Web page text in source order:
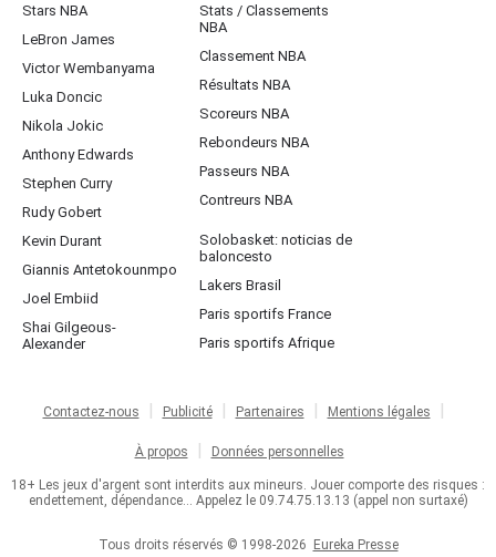
Stars NBA
LeBron James
Victor Wembanyama
Luka Doncic
Nikola Jokic
Anthony Edwards
Stephen Curry
Rudy Gobert
Kevin Durant
Giannis Antetokounmpo
Joel Embiid
Shai Gilgeous-
Alexander
Stats / Classements
NBA
Classement NBA
Résultats NBA
Scoreurs NBA
Rebondeurs NBA
Passeurs NBA
Contreurs NBA
Solobasket: noticias de
baloncesto
Lakers Brasil
Paris sportifs France
Paris sportifs Afrique
Contactez-nous Publicité Partenaires Mentions légales
À propos Données personnelles
18+ Les jeux d'argent sont interdits aux mineurs. Jouer comporte des risques :
endettement, dépendance... Appelez le 09.74.75.13.13 (appel non surtaxé)
Tous droits réservés © 1998-2026 Eureka Presse